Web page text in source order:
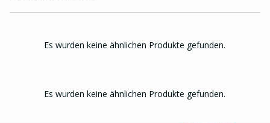
Es wurden keine ähnlichen Produkte gefunden.
Es wurden keine ähnlichen Produkte gefunden.